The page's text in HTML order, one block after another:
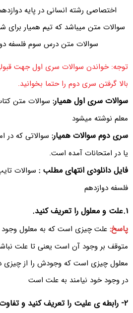
اختصاصی رشته انسانی در پایه
سوالات متن میباشد که تیم همیار برای
سوالات متن درس سوم فلسفه
توجه: خواندن سوالات سری اول جهت
بالا گرفتن سری دوم را حتما بخوانید.
سوالات سری اول همیار: سوالات متن
معلم نوشته میشود
سری دوم سوالات همیار: سوالاتی که در
یا در امتحانات آمده است.
فایل دانلودی انتهای مطلب : سوالات
فلسفه دوازدهم
۱.علت و معلول را تعریف کنید.
پاسخ: علت چیزی است که به معلول
متوقف بر وجود آن است یعنی تا علت
معلول چیزی است که وجودش را از چیزی
در وجود خود نیامند به علت است
۲- رابطه ی علیت را تعریف کنید و